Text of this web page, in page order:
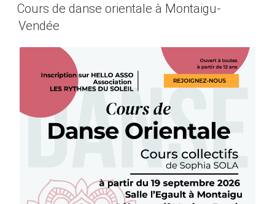
LE
Cours de danse orientale à Montaigu-
Vendée